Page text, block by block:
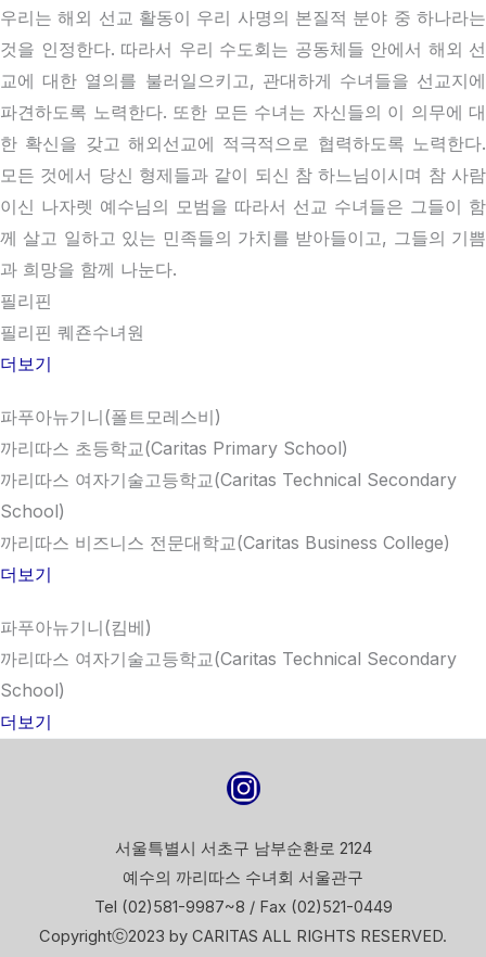
우리는 해외 선교 활동이 우리 사명의 본질적 분야 중 하나라는
것을 인정한다. 따라서 우리 수도회는 공동체들 안에서 해외 선
교에 대한 열의를 불러일으키고, 관대하게 수녀들을 선교지에
파견하도록 노력한다. 또한 모든 수녀는 자신들의 이 의무에 대
한 확신을 갖고 해외선교에 적극적으로 협력하도록 노력한다.
모든 것에서 당신 형제들과 같이 되신 참 하느님이시며 참 사람
이신 나자렛 예수님의 모범을 따라서 선교 수녀들은 그들이 함
께 살고 일하고 있는 민족들의 가치를 받아들이고, 그들의 기쁨
과 희망을 함께 나눈다.
필리핀
필리핀 퀘죤수녀원
더보기
파푸아뉴기니(폴트모레스비)
까리따스 초등학교(Caritas Primary School)
까리따스 여자기술고등학교(Caritas Technical Secondary
School)
까리따스 비즈니스 전문대학교(Caritas Business College)
더보기
파푸아뉴기니(킴베)
까리따스 여자기술고등학교(Caritas Technical Secondary
School)
더보기
서울특별시 서초구 남부순환로 2124
예수의 까리따스 수녀회 서울관구
Tel (02)581-9987~8 / Fax (02)521-0449
Copyrightⓒ2023 by CARITAS ALL RIGHTS RESERVED.